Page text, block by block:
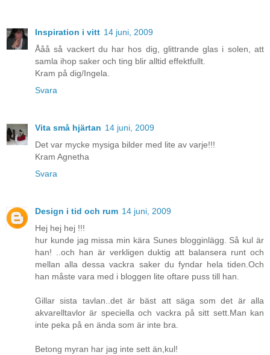
Inspiration i vitt 14 juni, 2009
Ååå så vackert du har hos dig, glittrande glas i solen, att
samla ihop saker och ting blir alltid effektfullt.
Kram på dig/Ingela.
Svara
Vita små hjärtan 14 juni, 2009
Det var mycke mysiga bilder med lite av varje!!!
Kram Agnetha
Svara
Design i tid och rum 14 juni, 2009
Hej hej hej !!!
hur kunde jag missa min kära Sunes blogginlägg. Så kul är
han! ..och han är verkligen duktig att balansera runt och
mellan alla dessa vackra saker du fyndar hela tiden.Och
han måste vara med i bloggen lite oftare puss till han.
Gillar sista tavlan..det är bäst att säga som det är alla
akvarelltavlor är speciella och vackra på sitt sett.Man kan
inte peka på en ända som är inte bra.
Betong myran har jag inte sett än,kul!